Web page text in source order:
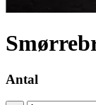
Antal